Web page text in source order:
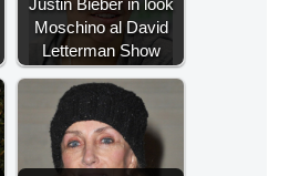
Justin Bieber in look
Moschino al David
Letterman Show